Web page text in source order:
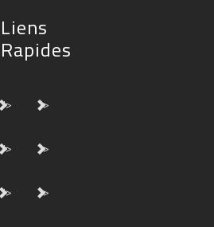
Liens
Rapides
"> ">
"> ">
"> ">